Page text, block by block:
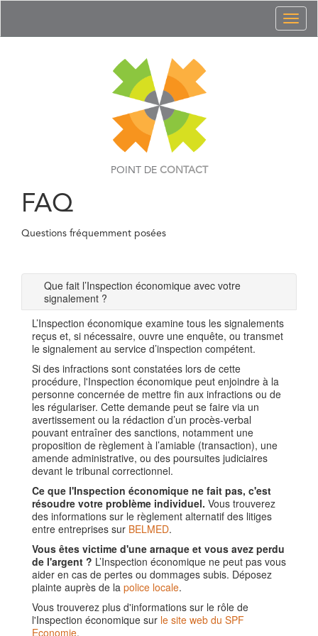
POINT DE CONTACT
FAQ
Questions fréquemment posées
Que fait l’Inspection économique avec votre
signalement ?
L’Inspection économique examine tous les signalements
reçus et, si nécessaire, ouvre une enquête, ou transmet
le signalement au service d’inspection compétent.
Si des infractions sont constatées lors de cette
procédure, l'Inspection économique peut enjoindre à la
personne concernée de mettre fin aux infractions ou de
les régulariser. Cette demande peut se faire via un
avertissement ou la rédaction d’un procès-verbal
pouvant entraîner des sanctions, notamment une
proposition de règlement à l’amiable (transaction), une
amende administrative, ou des poursuites judiciaires
devant le tribunal correctionnel.
Ce que l'Inspection économique ne fait pas, c'est
résoudre votre problème individuel. Vous trouverez
des informations sur le règlement alternatif des litiges
entre entreprises sur BELMED.
Vous êtes victime d'une arnaque et vous avez perdu
de l'argent ? L’Inspection économique ne peut pas vous
aider en cas de pertes ou dommages subis. Déposez
plainte auprès de la police locale.
Vous trouverez plus d'informations sur le rôle de
l'Inspection économique sur le site web du SPF
Economie.